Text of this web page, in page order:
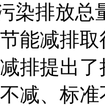
染排放总
能减排
排提出
减、标